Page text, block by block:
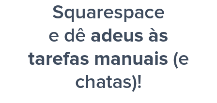
Squarespace
e dê adeus às
tarefas manuais (e
chatas)!